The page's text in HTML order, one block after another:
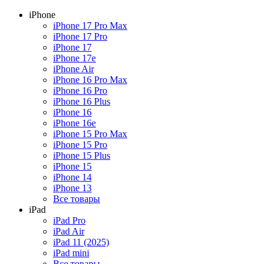
iPhone
iPhone 17 Pro Max
iPhone 17 Pro
iPhone 17
iPhone 17e
iPhone Air
iPhone 16 Pro Max
iPhone 16 Pro
iPhone 16 Plus
iPhone 16
iPhone 16e
iPhone 15 Pro Max
iPhone 15 Pro
iPhone 15 Plus
iPhone 15
iPhone 14
iPhone 13
Все товары
iPad
iPad Pro
iPad Air
iPad 11 (2025)
iPad mini